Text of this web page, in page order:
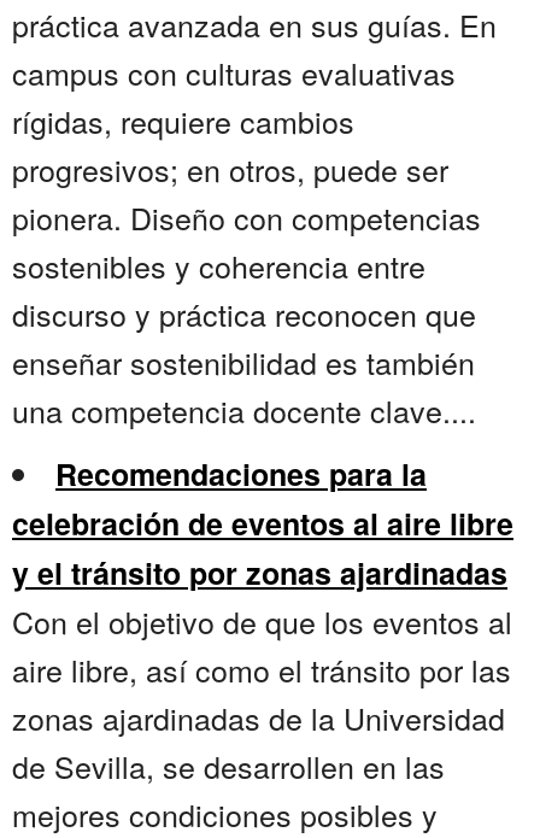
práctica avanzada en sus guías. En
campus con culturas evaluativas
rígidas, requiere cambios
progresivos; en otros, puede ser
pionera. Diseño con competencias
sostenibles y coherencia entre
discurso y práctica reconocen que
enseñar sostenibilidad es también
una competencia docente clave....
Recomendaciones para la
celebración de eventos al aire libre
y el tránsito por zonas ajardinadas
Con el objetivo de que los eventos al
aire libre, así como el tránsito por las
zonas ajardinadas de la Universidad
de Sevilla, se desarrollen en las
mejores condiciones posibles y